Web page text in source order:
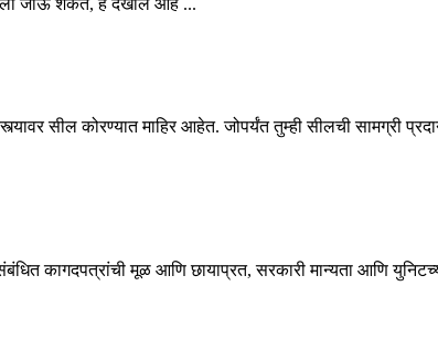
सील कोरण्यात माहिर आहेत. जोपर्यंत तुम्ही सीलची सामग्री
कागदपत्रांची मूळ आणि छायाप्रत, सरकारी मान्यता आणि